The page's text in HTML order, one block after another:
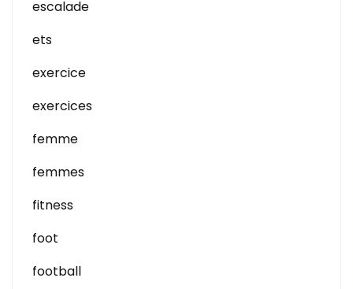
escalade
ets
exercice
exercices
femme
femmes
fitness
foot
football